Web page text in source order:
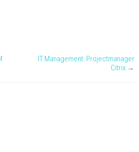
IT Management: Projectmanager
Citrix →